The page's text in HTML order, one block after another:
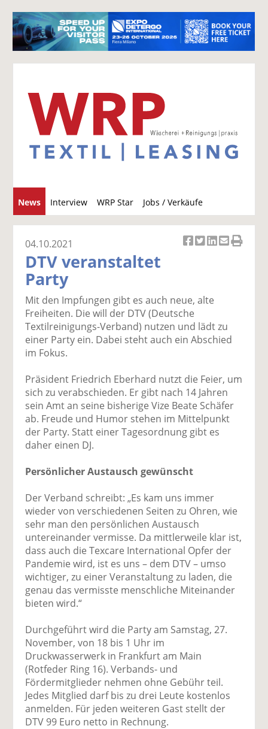
News Interview WRP Star Jobs / Verkäufe
u
c
a
uf
F
ac
b
o
o
k
te
il
n
el
t
wi
tt
er
el
a
uf
Li
n
e
di
n
te
il
e
E
m
v
er
se
n
d
ck
e
04.10.2021
DTV veranstaltet
Party
Mit den Impfungen gibt es auch neue, alte
Freiheiten. Die will der DTV (Deutsche
Textilreinigungs-Verband) nutzen und lädt zu
einer Party ein. Dabei steht auch ein Abschied
im Fokus.
Präsident Friedrich Eberhard nutzt die Feier, um
sich zu verabschieden. Er gibt nach 14 Jahren
sein Amt an seine bisherige Vize Beate Schäfer
ab. Freude und Humor stehen im Mittelpunkt
der Party. Statt einer Tagesordnung gibt es
daher einen DJ.
Persönlicher Austausch gewünscht
Der Verband schreibt: „Es kam uns immer
wieder von verschiedenen Seiten zu Ohren, wie
sehr man den persönlichen Austausch
untereinander vermisse. Da mittlerweile klar ist,
dass auch die Texcare International Opfer der
Pandemie wird, ist es uns – dem DTV – umso
wichtiger, zu einer Veranstaltung zu laden, die
genau das vermisste menschliche Miteinander
bieten wird.“
Durchgeführt wird die Party am Samstag, 27.
November, von 18 bis 1 Uhr im
Druckwasserwerk in Frankfurt am Main
(Rotfeder Ring 16). Verbands- und
Fördermitglieder nehmen ohne Gebühr teil.
Jedes Mitglied darf bis zu drei Leute kostenlos
anmelden. Für jeden weiteren Gast stellt der
DTV 99 Euro netto in Rechnung.